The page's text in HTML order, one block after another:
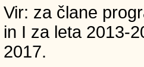
Vir: za člane
in I za leta 2013-
2017.